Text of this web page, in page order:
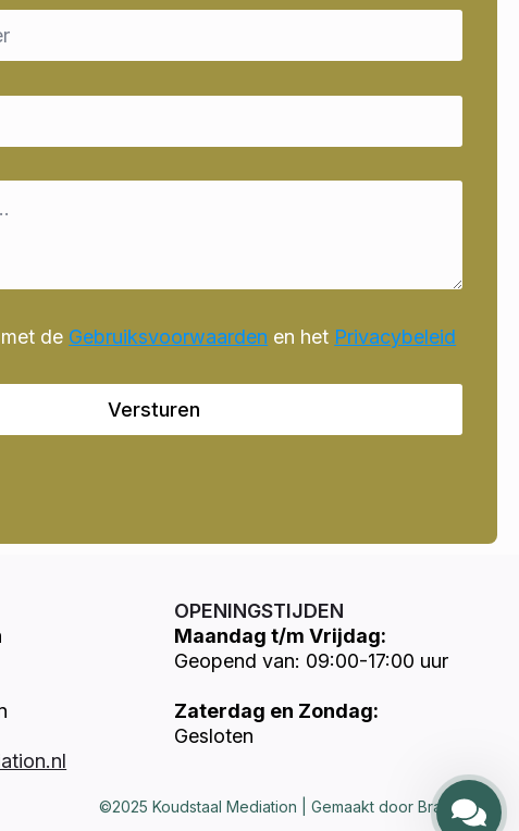
de Gebruiksvoorwaarden en het Privacybeleid
Versturen
OPENINGSTIJDEN
Maandag t/m Vrijdag:
Geopend van: 09:00-17:00 uur
Zaterdag en Zondag:
Gesloten
©2025 Koudstaal Mediation | Gemaakt door Brandways